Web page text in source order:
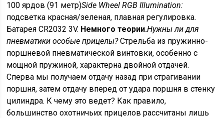
100 ярдов (91 метр)Side Wheel RGB Illumination:
подсветка красная/зеленая, плавная регулировка.
Батарея CR2032 3V. Немного теории.Нужны ли для
пневматики особые прицелы?Стрельба из пружинно-
поршневой пневматической винтовки, особенно с
мощной пружиной, характерна двойной отдачей.
Сперва мы получаем отдачу назад при страгивании
поршня, затем отдачу вперед от удара поршня в стенку
цилиндра. К чему это ведет? Как правило,
большинство охотничьих прицелов рассчитаны лишь